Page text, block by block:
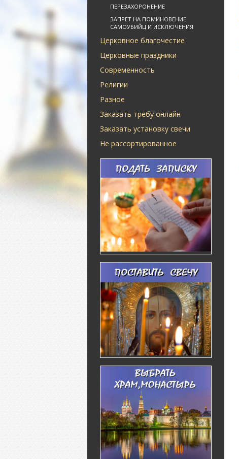
ПЕРЕЗАХОРОНЕНИЕ
ЗАПРЕТ НА ПОМИНОВЕНИЕ
САМОУБИЙЦ И ИСКЛЮЧЕНИЯ
Церковное благочестие
Церковные праздники
Современность
Религии
Разное
Заказать требу онлайн
Заказать установку свечи
Не рассортированное